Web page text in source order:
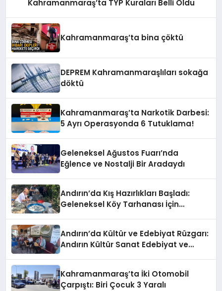
Kahramanmaraş’ta TYP Kuraları Belli Oldu
Kahramanmaraş’ta bina çöktü
DEPREM Kahramanmaraşlıları sokağa
döktü
Kahramanmaraş’ta Narkotik Darbesi:
5 Ayrı Operasyonda 6 Tutuklama!
Geleneksel Ağustos Fuarı’nda
Eğlence ve Nostalji Bir Aradaydı
Andırın’da Kış Hazırlıkları Başladı:
Geleneksel Köy Tarhanası İçin
Andırın’da Kültür ve Edebiyat Rüzgarı:
Andırın Kültür Sanat Edebiyat ve
Kahramanmaraş’ta İki Otomobil
Çarpıştı: Biri Çocuk 3 Yaralı